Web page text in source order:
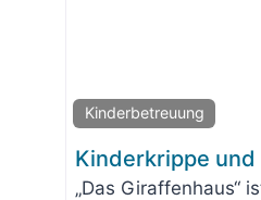
Kinderbetreuung
„Das Giraffenhaus“